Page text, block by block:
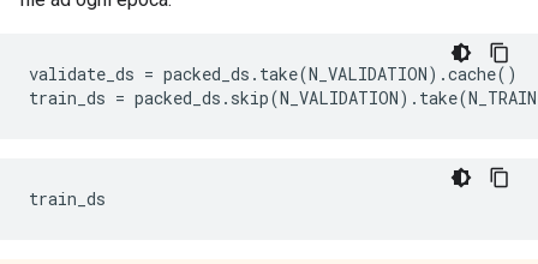
validate_ds = packed_ds . take(N_VALIDATION).cache()
train_ds = packed_ds . skip(N_VALIDATION). take(N_TRAIN
train_ds